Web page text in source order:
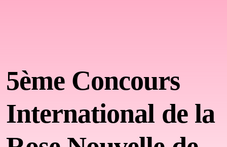
5ème Concours
International de la